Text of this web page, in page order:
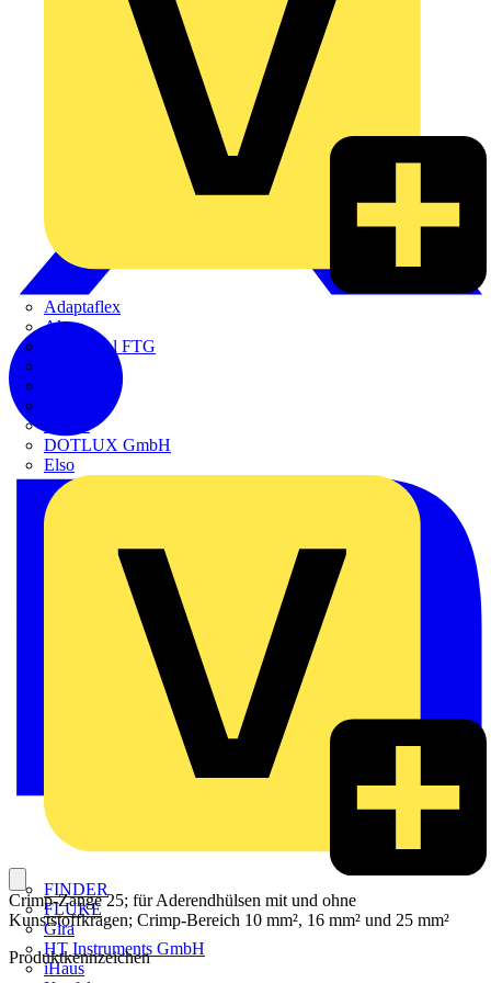
Adaptaflex
Alre
Amphenol FTG
DOTLUX GmbH
Elso
FINDER
FLUKE
Gira
HT Instruments GmbH
iHaus
Crimp-Zange 25; für Aderendhülsen mit und ohne
Kunststoffkragen; Crimp-Bereich 10 mm², 16 mm² und 25 mm²
Produktkennzeichen